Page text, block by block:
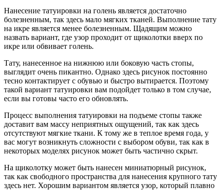
Нанесение татуировки на голень является достаточно
болезненным, так здесь мало мягких тканей. Выполнение тату
на икре является менее болезненным. Щадящим можно
назвать вариант, где узор проходит от щиколотки вверх по
икре или обвивает голень.
Тату, нанесенное на нижнюю или боковую часть стопы,
выглядит очень пикантно. Однако здесь рисунок постоянно
тесно контактирует с обувью и быстро вытирается. Поэтому
такой вариант татуировки вам подойдет только в том случае,
если вы готовы часто его обновлять.
Процесс выполнения татуировки на подъеме стопы также
доставит вам массу неприятных ощущений, так как здесь
отсутствуют мягкие ткани. К тому же в теплое время года, у
вас могут возникнуть сложности с выбором обуви, так как в
некоторых моделях рисунок может быть частично скрыт.
На щиколотку может быть нанесен миниатюрный рисунок,
так как свободного пространства для нанесения крупного тату
здесь нет. Хорошим вариантом является узор, который плавно